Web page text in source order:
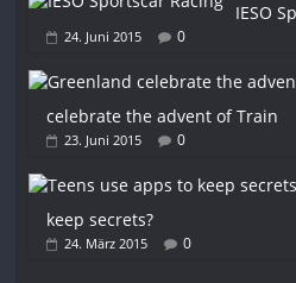
IESO
24. Juni 2015 0
celebrate the advent of Train
23. Juni 2015 0
keep secrets?
24. März 2015 0